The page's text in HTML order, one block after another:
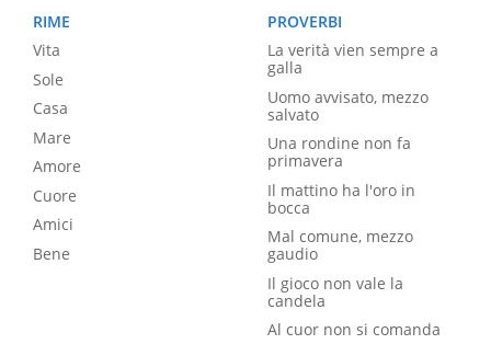
RIME
Vita
Sole
Casa
Mare
Amore
Cuore
Amici
Bene
PROVERBI
La verità vien sempre a
galla
Uomo avvisato, mezzo
salvato
Una rondine non fa
primavera
Il mattino ha l'oro in
bocca
Mal comune, mezzo
gaudio
Il gioco non vale la
candela
Al cuor non si comanda